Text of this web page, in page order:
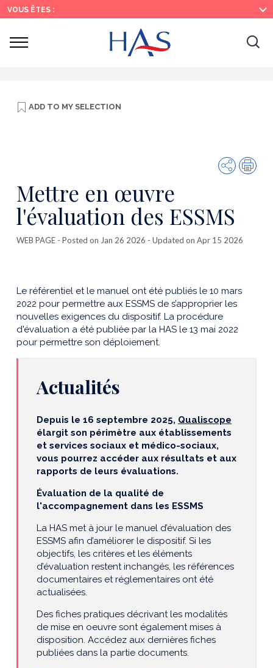
Search
Main
Menu
Main
Content
VOUS ÊTES :
Ouvrir
ADD TO MY SELECTION
Share
Mettre en œuvre
l'évaluation des ESSMS
WEB PAGE - Posted on Jan 26 2026 - Updated on Apr 15 2026
Le référentiel et le manuel ont été publiés le 10 mars
2022 pour permettre aux ESSMS de s’approprier les
nouvelles exigences du dispositif. La procédure
d'évaluation a été publiée par la HAS le 13 mai 2022
pour permettre son déploiement.
Actualités
Depuis le 16 septembre 2025, Qualiscope
élargit son périmètre aux établissements
et services sociaux et médico-sociaux,
vous pourrez accéder aux résultats et aux
rapports de leurs évaluations.
Évaluation de la qualité de
l'accompagnement dans les ESSMS
La HAS met à jour le manuel d’évaluation des
ESSMS afin d’améliorer le dispositif. Si les
objectifs, les critères et les éléments
d’évaluation restent inchangés, les références
documentaires et réglementaires ont été
actualisées.
Des fiches pratiques décrivant les modalités
de mise en oeuvre sont également mises à
disposition. Accédez aux dernières fiches
publiées dans la partie documents.